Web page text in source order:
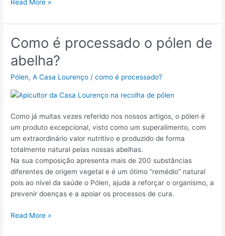
Read More »
Como é processado o pólen de
abelha?
Pólen,A Casa Lourenço /como é processado?
Como já muitas vezes referido nos nossos artigos, o pólen é
um produto excepcional, visto como um superalimento, com
um extraordinário valor nutritivo e produzido de forma
totalmente natural pelas nossas abelhas.
Na sua composição apresenta mais de 200 substâncias
diferentes de origem vegetal e é um ótimo “remédio” natural
pois ao nível da saúde o Pólen, ajuda a reforçar o organismo, a
prevenir doenças e a apoiar os processos de cura.
Como
é
processado
o
de
Read More »